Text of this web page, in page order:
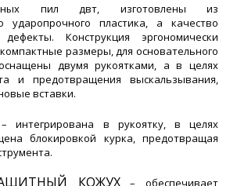
пил двт, изготовлены из
ударопрочного пластика, а качество
Конструкция эргономически
размеры, для основательного
двумя рукоятками, а в целях
и предотвращения выскальзывания,
вставки.
– интегрирована в рукоятку, в целях
блокировкой курка, предотвращая
КОЖУХ– обеспечивает